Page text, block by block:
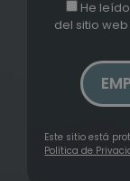
He
del sitio web
Este sitio está
Política de